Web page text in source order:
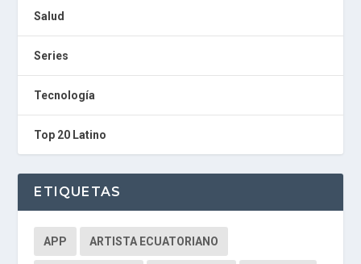
E
A
G
E
U
A
I
Radio Digital de Machala
sergio george wisin - la vida es
Salud
Series
Tecnología
Top 20 Latino
ETIQUETAS
APP ARTISTA ECUATORIANO